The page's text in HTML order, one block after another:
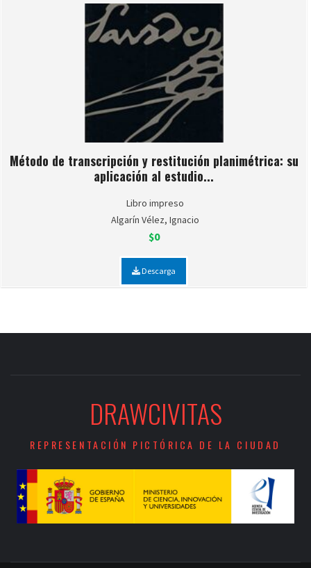
Método de transcripción y restitución planimétrica: su
aplicación al estudio...
Libro impreso
Algarín Vélez, Ignacio
$0
Descarga
DRAWCIVITAS
REPRESENTACIÓN PICTÓRICA DE LA CIUDAD